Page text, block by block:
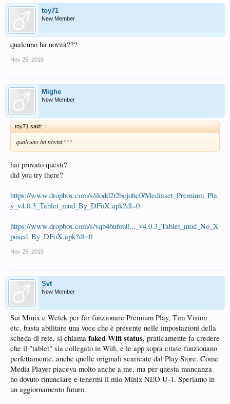
toy71
New Member
qualcuno ha novità???
Nov 25, 2015
Mighe
New Member
toy71 said: ↑
qualcuno ha novità???
hai provato questi?
did you try there?
https://www.dropbox.com/s/ilodd2t2bcjohc0/Mediaset_Premium_Pla
y_v4.0.3_Tablet_mod_By_DFoX.apk?dl=0
https://www.dropbox.com/s/vqb46u6m0..._v4.0.3_Tablet_mod_No_X
posed_By_DFoX.apk?dl=0
Nov 25, 2015
Svt
New Member
Sui Minix e Wetek per far funzionare Premium Play, Tim Vision
etc. basta abilitare una voce che è presente nelle impostazioni della
scheda di rete, si chiama faked Wifi status, praticamente fa credere
che il "tablet" sia collegato in Wifi, e le app sopra citate funzionano
perfettamente, anche quelle originali scaricate dal Play Store. Come
Media Player piaceva molto anche a me, ma per questa mancanza
ho dovuto rinunciare e tenermi il mio Minix NEO U-1. Speriamo in
un aggiornamento futuro.